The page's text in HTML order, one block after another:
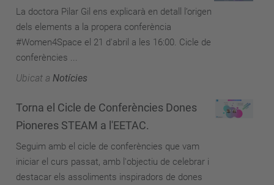
La doctora Pilar Gil ens explicarà en detall l’origen
dels elements a la propera conferència
#Women4Space el 21 d'abril a les 16:00. Cicle de
conferències ...
Ubicat a Notícies
Torna el Cicle de Conferències Dones
Pioneres STEAM a l'EETAC.
Seguim amb el cicle de conferències que vam
iniciar el curs passat, amb l'objectiu de celebrar i
destacar els assoliments inspiradors de dones